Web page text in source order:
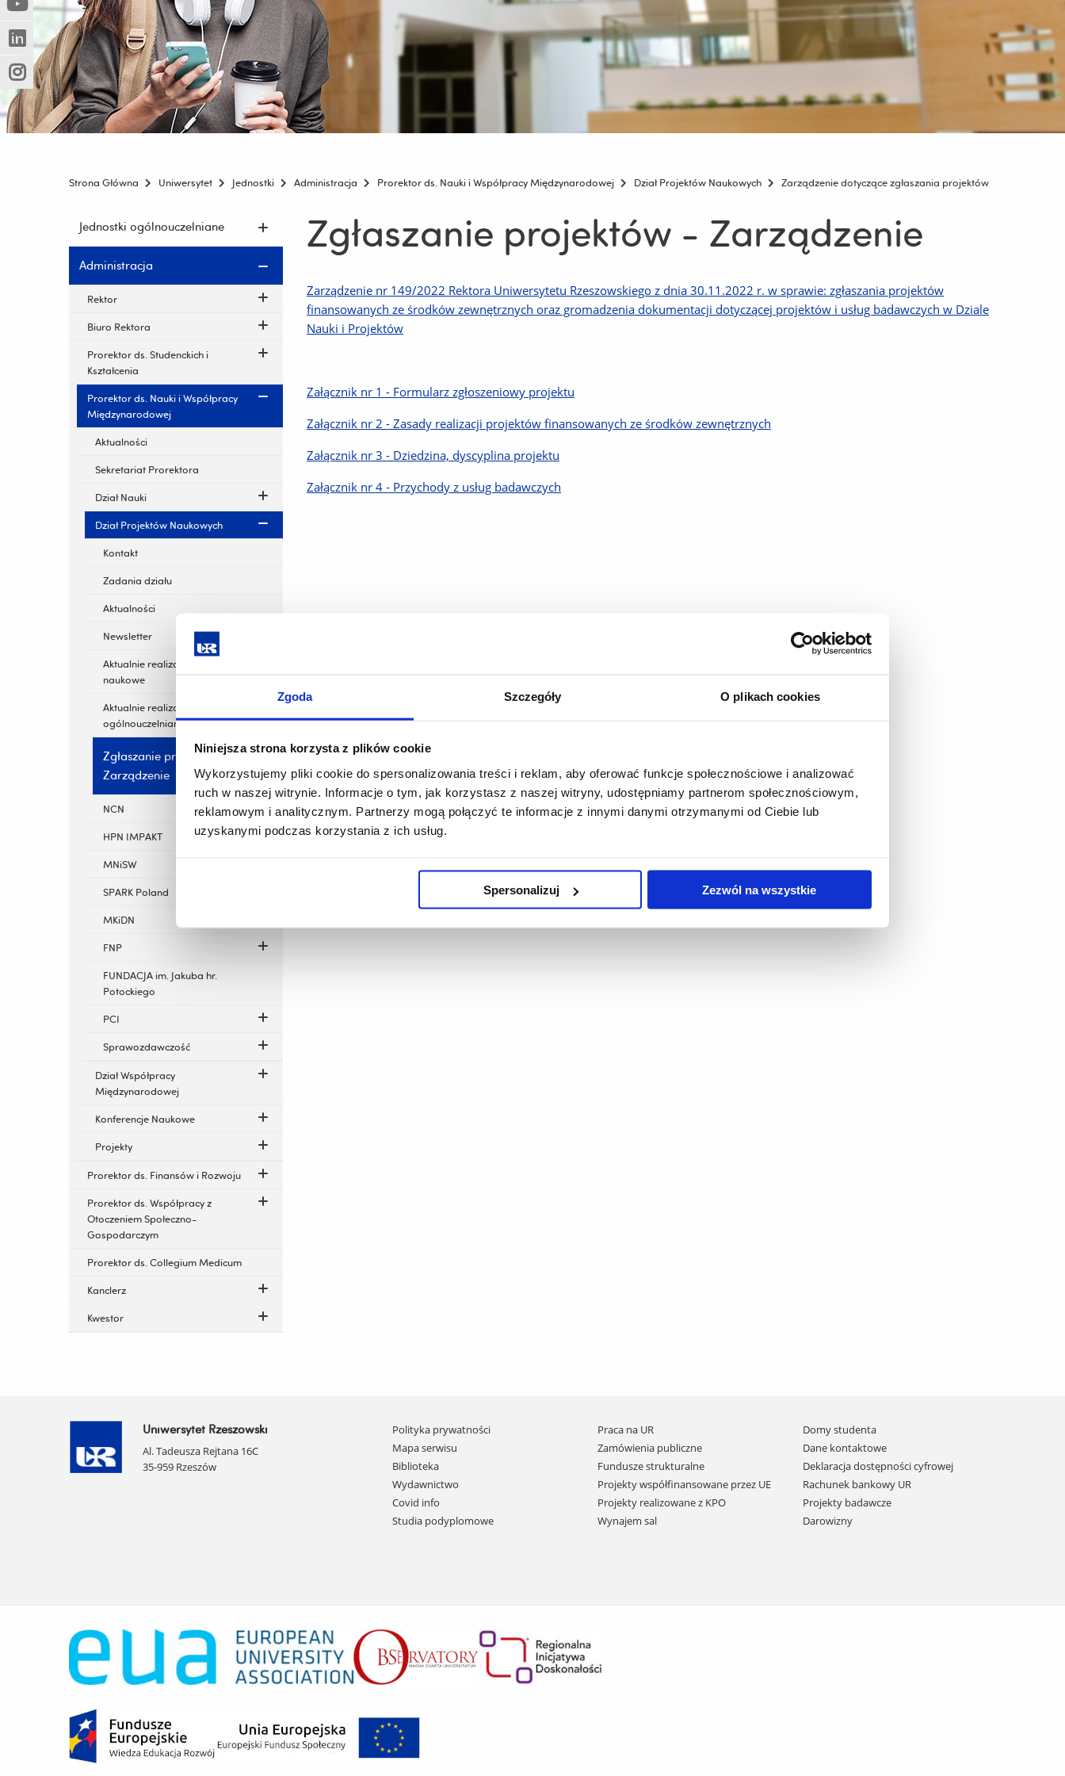
Zgoda Szczegóły O plikach cookies
Niniejsza strona korzysta z plików cookie
Wykorzystujemy pliki cookie do spersonalizowania treści i reklam, aby oferować funkcje społecznościowe i analizować
ruch w naszej witrynie. Informacje o tym, jak korzystasz z naszej witryny, udostępniamy partnerom społecznościowym,
reklamowym i analitycznym. Partnerzy mogą połączyć te informacje z innymi danymi otrzymanymi od Ciebie lub
uzyskanymi podczas korzystania z ich usług.
Spersonalizuj Zezwól na wszystkie
innej
strony)
(Nowe
okno)
(Link
do
innej
strony)
(Nowe
okno)
(Link
do
innej
strony)
(Nowe
okno)
(Link
do
innej
strony)
Strona Główna Uniwersytet Jednostki Administracja Prorektor ds. Nauki i Współpracy Międzynarodowej Dział Projektów Naukowych Zarządzenie dotyczące zgłaszania projektów
Pomiń
i
do
Jednostki ogólnouczelniane
Administracja
Rektor
Biuro Rektora
Prorektor ds. Studenckich i
Kształcenia
Prorektor ds. Nauki i Współpracy
Międzynarodowej
Aktualności
Sekretariat Prorektora
Dział Nauki
Dział Projektów Naukowych
Kontakt
Zadania działu
Aktualności
Newsletter
Aktualnie realizowane projekty
naukowe
Aktualnie realizowane projekty
ogólnouczelniane
Zgłaszanie projektów -
Zarządzenie
NCN
HPN IMPAKT
MNiSW
SPARK Poland
MKiDN
FNP
FUNDACJA im. Jakuba hr.
Potockiego
PCI
Sprawozdawczość
Dział Współpracy
Międzynarodowej
Konferencje Naukowe
Projekty
Prorektor ds. Finansów i Rozwoju
Prorektor ds. Współpracy z
Otoczeniem Społeczno-
Gospodarczym
Prorektor ds. Collegium Medicum
Kanclerz
Kwestor
Zgłaszanie projektów - Zarządzenie
Zarządzenie nr 149/2022 Rektora Uniwersytetu Rzeszowskiego z dnia 30.11.2022 r. w sprawie: zgłaszania projektów
finansowanych ze środków zewnętrznych oraz gromadzenia dokumentacji dotyczącej projektów i usług badawczych w Dziale
Nauki i Projektów
Załącznik nr 1 - Formularz zgłoszeniowy projektu
Załącznik nr 2 - Zasady realizacji projektów finansowanych ze środków zewnętrznych
Załącznik nr 3 - Dziedzina, dyscyplina projektu
Załącznik nr 4 - Przychody z usług badawczych
Uniwersytet Rzeszowski
Al. Tadeusza Rejtana 16C
35-959 Rzeszów
Pomiń
nawigację
i
przejdź
do
treści
Polityka prywatności
Mapa serwisu
Biblioteka
Wydawnictwo
Covid info
Studia podyplomowe
Praca na UR
Zamówienia publiczne
Fundusze strukturalne
Projekty współfinansowane przez UE
Projekty realizowane z KPO
Wynajem sal
Domy studenta
Dane kontaktowe
Deklaracja dostępności cyfrowej
Rachunek bankowy UR
Projekty badawcze
Darowizny